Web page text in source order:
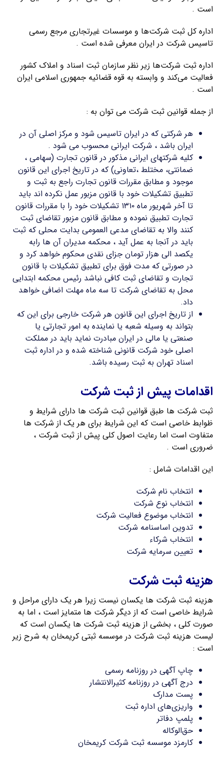
است .
اداره کل ثبت شرکت‌ها و موسسات غیرتجاری مرجع رسمی
تاسیس شرکت در ایران معرفی شده است .
اداره ثبت شرکت‌ها زیر نظر سازمان ثبت اسناد و املاک کشور
فعالیت می‌کند و وابسته به قوه قضائیه جمهوری اسلامی ایران
است .
از جمله قوانین ثبت شرکت می توان به :
هر شرکتی که در ایران تاسیس شود و مرکز اصلی آن در
ایران باشد ، شرکت ایرانی محسوب می شود .
کلیه شرکتهای ایرانی مذکور در قانون تجارت (سهامی ،
ضمانتی، مختلط ،تعاونی) که در تاریخ اجرای این قانون
موجود و مطابق مقررات قانون تجارت راجع به ثبت و
تطبیق تشکیلات خود با قانون مزبور عمل نکرده اند باید
تا آخر شهریور ماه ۱۳۱۰ تشکیلات خود را با مقررات قانون
تجارت تطبیق نموده و مطابق قانون مزبور تقاضای ثبت
کنند والا به تقاضای مدعی العمومی بدایت محلی که ثبت
باید در آنجا به عمل آید ، محکمه مدیران آن ها رابه
یکصد الی هزار تومان جزای نقدی محکوم خواهد کرد و
در صورتی که مدت فوق برای تطبیق تشکیلات با قانون
تجارت و تقاضای ثبت کافی نباشد رئیس محکمه ابتدایی
محل به تقاضای شرکت تا سه ماه مهلت اضافی خواهد
داد.
از تاریخ اجرای این قانون هر شرکت خارجی برای این که
بتواند به وسیله شعبه یا نماینده به امور تجارتی یا
صنعتی یا مالی در ایران مبادرت نماید باید در مملکت
اصلی خود شرکت قانونی شناخته شده و در اداره ثبت
اسناد تهران به ثبت رسیده باشد.
اقدامات پیش از ثبت شرکت
ثبت شرکت ها طبق قوانین ثبت شرکت ها دارای شرایط و
ظوابط خاصی است که این شرایط برای هر یک از شرکت ها
متفاوت است اما رعایت اصول کلی پیش از ثبت شرکت ،
ضروری است .
این اقدامات شامل :
انتخاب نام شرکت
انتخاب نوع شرکت
انتخاب موضوع فعالیت شرکت
تدوین اساسنامه شرکت
انتخاب شرکاء
تعیین سرمایه شرکت
هزینه ثبت شرکت
هزینه ثبت شرکت ها یکسان نیست زیرا هر یک دارای مراحل و
شرایط خاصی است که از دیگر شرکت ها متمایز است ، اما به
صورت کلی ، بخشی از هزینه ثبت شرکت ها یکسان است که
لیست هزینه ثبت شرکت در موسسه ثبتی کریمخان به شرح زیر
است :
چاپ آگهی در روزنامه رسمی
درج آگهی در روزنامه کثیرالانتشار
پست مدارک
واریزی‌های اداره ثبت
پلمپ دفاتر
حق‌الوکاله
کارمزد موسسه ثبت شرکت کریمخان